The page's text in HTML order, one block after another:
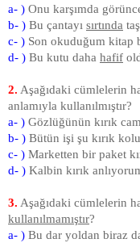
a- ) Onu karşımda
b- ) Bu çantayı sırtında
c- ) Son okuduğum kitap
d- ) Bu kutu daha hafif
2. Aşağıdaki cümlelerin
anlamıyla kullanılmıştır?
a- ) Gözlüğünün kırık
b- ) Bütün işi şu kırık
c- ) Marketten bir paket
d- ) Kalbin kırık
3. Aşağıdaki cümlelerin
kullanılmamıştır?
a- ) Bu dar yoldan biraz